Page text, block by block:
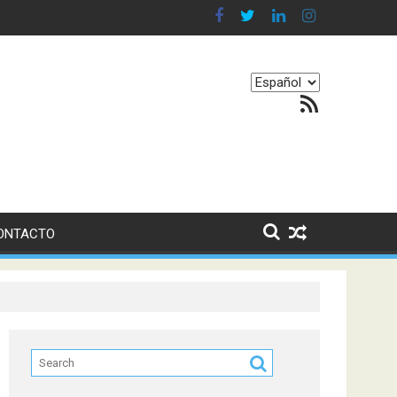
nuestro equilibrio emocional
Elegir
Feed RSS